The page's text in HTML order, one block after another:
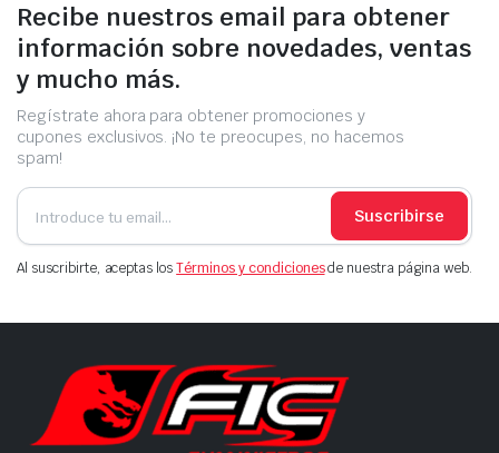
Recibe nuestros email para obtener
información sobre novedades, ventas
y mucho más.
Regístrate ahora para obtener promociones y
cupones exclusivos. ¡No te preocupes, no hacemos
spam!
Suscribirse
Al suscribirte, aceptas losTérminos y condicionesde nuestra página web.